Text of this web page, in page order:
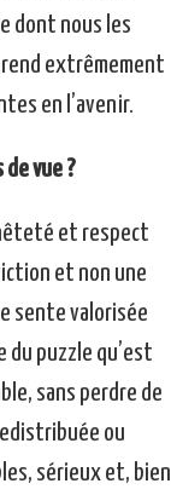
dont nous les
extrêmement
en l’avenir.
vue ?
et respect
et non une
sente valorisée
puzzle qu’est
sans perdre de
ou
sérieux et, bien